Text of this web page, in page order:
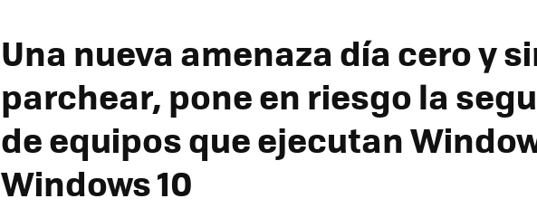
Una nueva amenaza día cero y
parchear, pone en riesgo la
de equipos que ejecutan
Windows 10